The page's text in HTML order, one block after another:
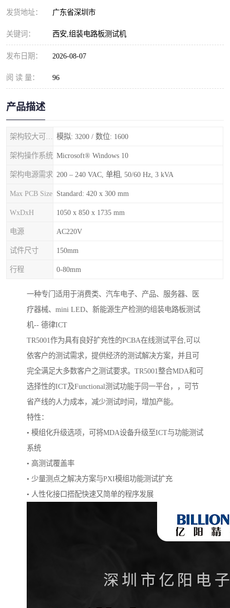
发货地址： 广东省深圳市
关键词： 西安,组装电路板测试机
发布日期： 2026-08-07
阅 读 量： 96
产品描述
模拟: 3200 / 数位: 1600
架构操作系统 Microsoft® Windows 10
架构电源需求 200 – 240 VAC, 单相, 50/60 Hz, 3 kVA
Max PCB Size Standard: 420 x 300 mm
WxDxH 1050 x 850 x 1735 mm
电源 AC220V
试件尺寸 150mm
行程 0-80mm
一种专门适用于消费类、汽车电子、产品、服务器、医
疗器械、mini LED、新能源生产检测的组装电路板测试
机-- 德律ICT
TR5001作为具有良好扩充性的PCBA在线测试平台,可以
依客户的测试需求，提供经济的测试解决方案，并且可
完全满足大多数客户之测试要求。TR5001整合MDA和可
选择性的ICT及Functional测试功能于同一平台，，可节
省产线的人力成本，减少测试时间，增加产能。
特性：
• 模组化升级选项，可将MDA设备升级至ICT与功能测试
系统
• 高测试覆盖率
• 少量测点之解决方案与PXI模组功能测试扩充
• 人性化接口搭配快速又简单的程序发展